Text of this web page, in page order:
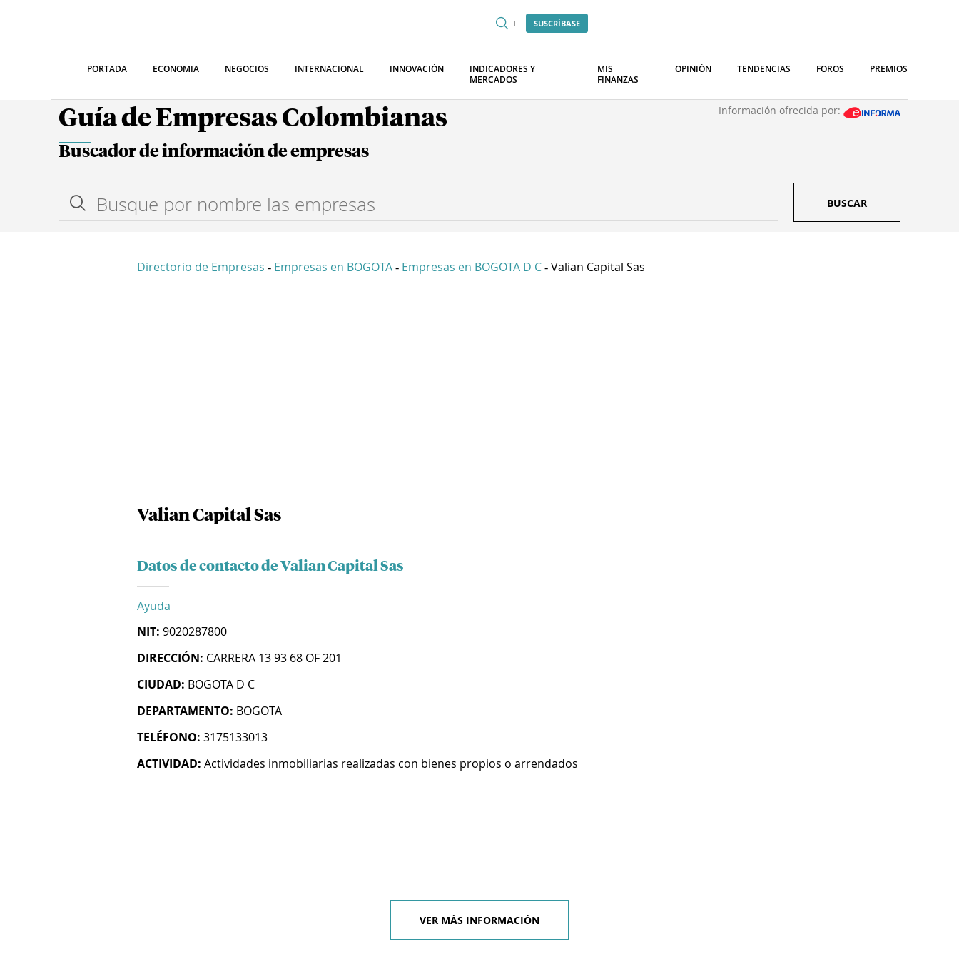
SUSCRÍBASE
PORTADA ECONOMIA NEGOCIOS INTERNACIONAL INNOVACIÓN
INDICADORES Y
MERCADOS
MIS
FINANZAS
OPINIÓN TENDENCIAS FOROS PREMIOS
Guía de Empresas Colombianas Información ofrecida por:
Buscador de información de empresas
BUSCAR
Directorio de Empresas - Empresas en BOGOTA - Empresas en BOGOTA D C - Valian Capital Sas
Valian Capital Sas
Datos de contacto de Valian Capital Sas
Ayuda
NIT: 9020287800
DIRECCIÓN: CARRERA 13 93 68 OF 201
CIUDAD: BOGOTA D C
DEPARTAMENTO: BOGOTA
TELÉFONO: 3175133013
ACTIVIDAD: Actividades inmobiliarias realizadas con bienes propios o arrendados
VER MÁS INFORMACIÓN